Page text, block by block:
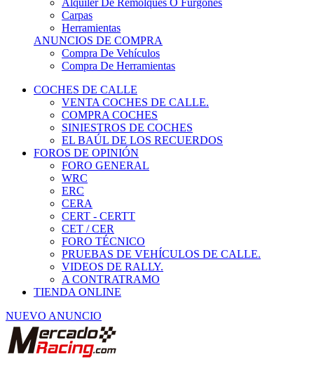
Alquiler De Remolques O Furgones
Carpas
Herramientas
ANUNCIOS DE COMPRA
Compra De Vehículos
Compra De Herramientas
COCHES DE CALLE
VENTA COCHES DE CALLE.
COMPRA COCHES
SINIESTROS DE COCHES
EL BAÚL DE LOS RECUERDOS
FOROS DE OPINIÓN
FORO GENERAL
WRC
ERC
CERA
CERT - CERTT
CET / CER
FORO TÉCNICO
PRUEBAS DE VEHÍCULOS DE CALLE.
VIDEOS DE RALLY.
A CONTRATRAMO
TIENDA ONLINE
NUEVO ANUNCIO